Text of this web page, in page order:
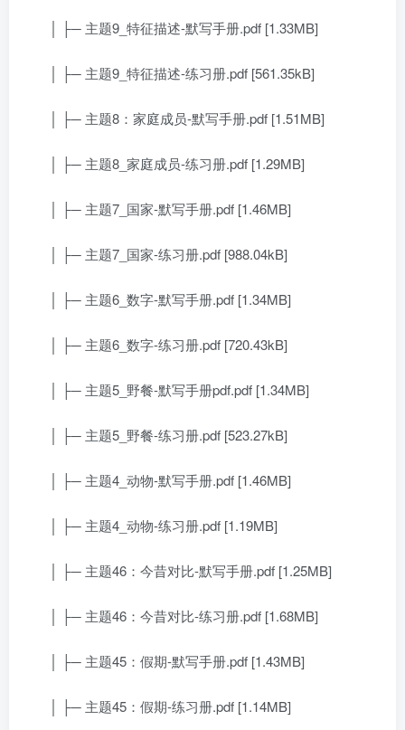
│ ├─ 主题9_特征描述-默写手册.pdf [1.33MB]
│ ├─ 主题9_特征描述-练习册.pdf [561.35kB]
│ ├─ 主题8：家庭成员-默写手册.pdf [1.51MB]
│ ├─ 主题8_家庭成员-练习册.pdf [1.29MB]
│ ├─ 主题7_国家-默写手册.pdf [1.46MB]
│ ├─ 主题7_国家-练习册.pdf [988.04kB]
│ ├─ 主题6_数字-默写手册.pdf [1.34MB]
│ ├─ 主题6_数字-练习册.pdf [720.43kB]
│ ├─ 主题5_野餐-默写手册pdf.pdf [1.34MB]
│ ├─ 主题5_野餐-练习册.pdf [523.27kB]
│ ├─ 主题4_动物-默写手册.pdf [1.46MB]
│ ├─ 主题4_动物-练习册.pdf [1.19MB]
│ ├─ 主题46：今昔对比-默写手册.pdf [1.25MB]
│ ├─ 主题46：今昔对比-练习册.pdf [1.68MB]
│ ├─ 主题45：假期-默写手册.pdf [1.43MB]
│ ├─ 主题45：假期-练习册.pdf [1.14MB]